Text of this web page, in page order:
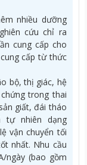
nhiều dưỡng
cứu chỉ ra
cung cấp cho
cấp từ thức
bộ, thị giác, hệ
trong thai
giất, đái tháo
tự nhiên dạng
vận chuyển tối
nhất. Nhu cầu
ngày (bao gồm